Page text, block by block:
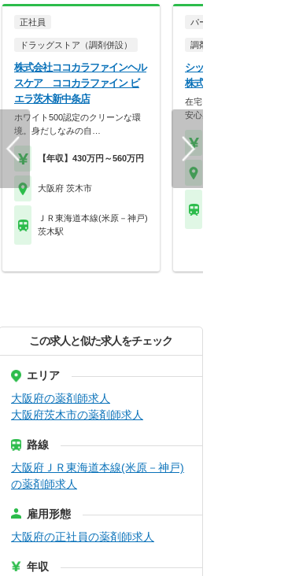
正社員
ドラッグストア（調剤併設）
株式会社ココカラファインヘル
スケア ココカラファイン ビ
エラ茨木新中条店
ホワイト500認定のクリーンな環
境。身だしなみの自…
【年収】430万円～560万円
大阪府 茨木市
ＪＲ東海道本線(米原－神戸)
茨木駅
パート・アルバイト
調剤薬局
シップヘルスケアファー
株式会社 茨木あおぞら
在宅×研修×挑戦！グループ
安心感で最先端医療…
この求人と似た求人をチェック
エリア
大阪府の薬剤師求人
大阪府茨木市の薬剤師求人
路線
大阪府ＪＲ東海道本線(米原－神戸)
の薬剤師求人
雇用形態
大阪府の正社員の薬剤師求人
年収